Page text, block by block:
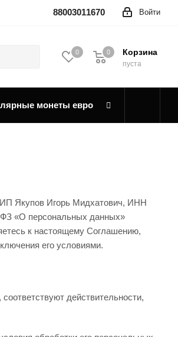
Войти
88003011670
0 Корзина
0
пуста
0
монеты евро
Якупов Игорь Мидхатович, ИНН
ФЗ «О персональных данных»
к настоящему Соглашению,
его условиями.
действительности,